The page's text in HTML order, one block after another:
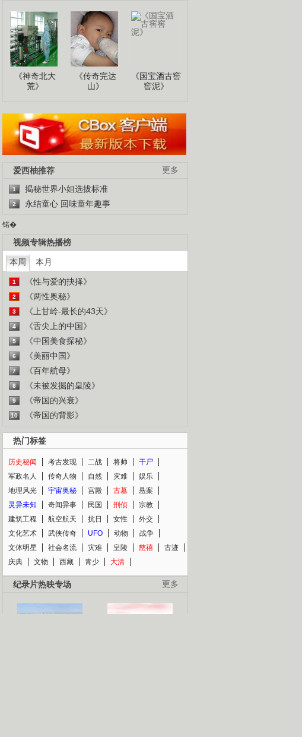
《神奇北大
荒》
《传奇完达
山》
《国宝酒古窖
窖泥》
更多
爱西柚推荐
1 揭秘世界小姐选拔标准
2 永结童心 回味童年趣事
锘�
视频专辑热播榜
本周 本月
1 《性与爱的抉择》
2 《两性奥秘》
3 《上甘岭-最长的43天》
4 《舌尖上的中国》
5 《中国美食探秘》
6 《美丽中国》
7 《百年航母》
8 《未被发掘的皇陵》
9 《帝国的兴衰》
10 《帝国的背影》
热门标签
历史秘闻 考古发现 二战 将帅
干尸
军政名人
传奇人物 自然 灾难
娱乐
地理风光
宇宙奥秘 宫殿 古墓
悬案
灵异未知
奇闻异事 民国 刑侦
宗教
建筑工程
航空航天 抗日 女性
外交
文化艺术
武侠传奇 UFO 动物
战争
文体明星
社会名流 灾难 皇陵 慈禧
古迹
庆典
文物 西藏 青少 大清
更多
纪录片热映专场